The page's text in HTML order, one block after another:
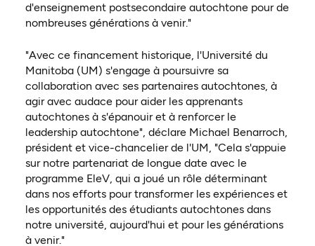
d'enseignement postsecondaire autochtone pour de
nombreuses générations à venir."
"Avec ce financement historique, l'Université du
Manitoba (UM) s'engage à poursuivre sa
collaboration avec ses partenaires autochtones, à
agir avec audace pour aider les apprenants
autochtones à s'épanouir et à renforcer le
leadership autochtone", déclare Michael Benarroch,
président et vice-chancelier de l'UM, "Cela s'appuie
sur notre partenariat de longue date avec le
programme EleV, qui a joué un rôle déterminant
dans nos efforts pour transformer les expériences et
les opportunités des étudiants autochtones dans
notre université, aujourd'hui et pour les générations
à venir."